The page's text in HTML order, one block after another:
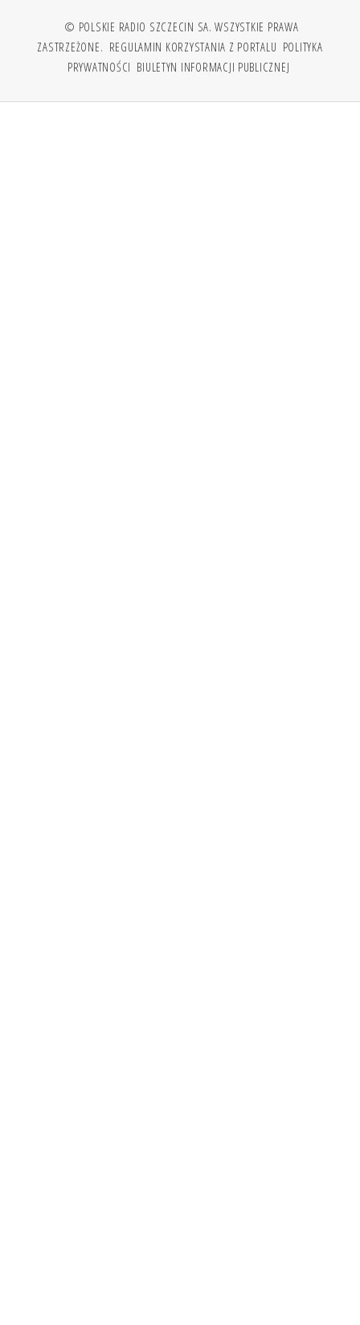
© POLSKIE RADIO SZCZECIN SA. WSZYSTKIE PRAWA
ZASTRZEŻONE. REGULAMIN KORZYSTANIA Z PORTALU POLITYKA
PRYWATNOŚCI BIULETYN INFORMACJI PUBLICZNEJ